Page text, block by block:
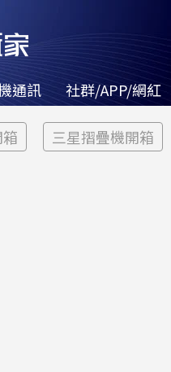
通訊 社群/APP/網紅
三星摺疊機開箱